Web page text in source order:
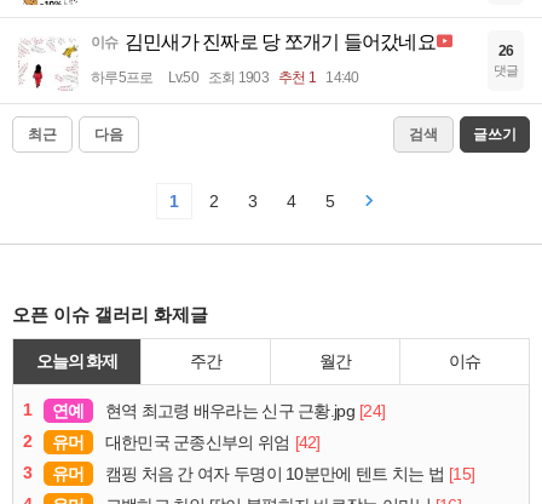
이슈 김민새가 진짜로 당 쪼개기 들어갔네요
하루5프로 Lv.50 조회 1903 추천 1 14:40
26
댓글
최근 다음 검색 글쓰기
1 2 3 4 5
오픈 이슈 갤러리 화제글
오늘의 화제 주간 월간 이슈
1 연예 현역 최고령 배우라는 신구 근황.jpg [24]
2
유머 대한민국 군종신부의 위엄 [42]
3
유머 캠핑 처음 간 여자 두명이 10분만에 텐트 치는 법 [15]